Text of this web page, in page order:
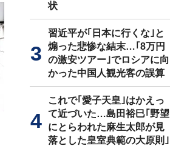
状
習近平が｢日本に行くな｣と
煽った悲惨な結末…｢8万円
の激安ツアー｣でロシアに向
かった中国人観光客の誤算
これで｢愛子天皇｣はかえっ
て近づいた…島田裕巳｢野望
にとらわれた麻生太郎が見
落とした皇室典範の大原則｣